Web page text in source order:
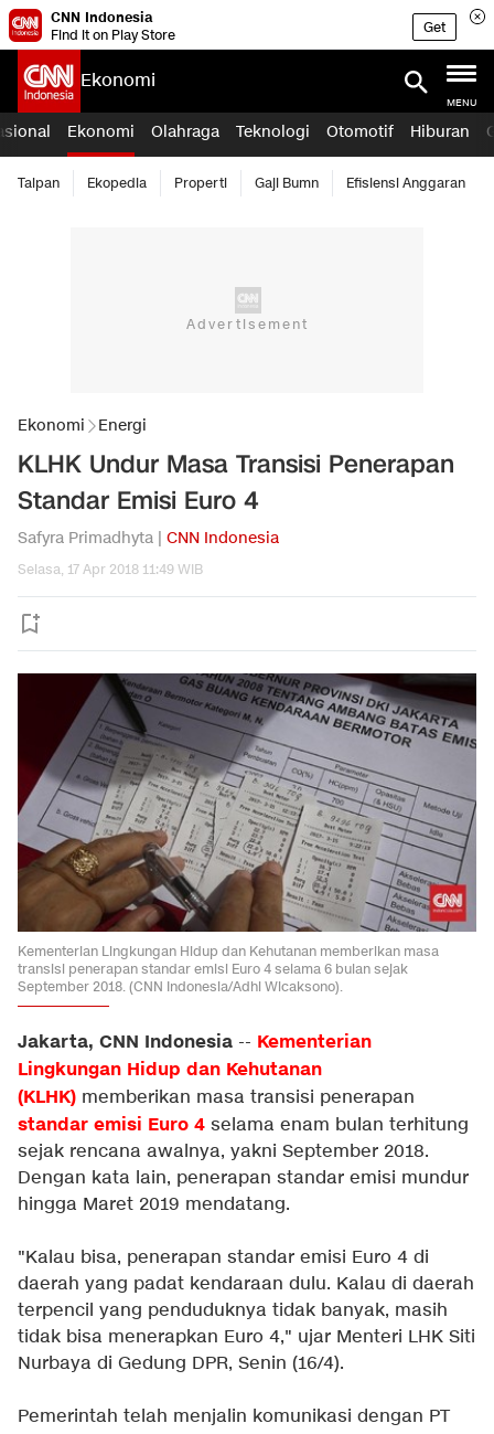
CNN Indonesia
Find it on Play Store
Get
Ekonomi
MENU
Ekonomi Olahraga Teknologi Otomotif Hiburan
Taipan Ekopedia Properti Gaji Bumn Efisiensi Anggaran
Ekonomi Energi
KLHK Undur Masa Transisi Penerapan
Standar Emisi Euro 4
Safyra Primadhyta | CNN Indonesia
Selasa, 17 Apr 2018 11:49 WIB
Kementerian Lingkungan Hidup dan Kehutanan memberikan masa
transisi penerapan standar emisi Euro 4 selama 6 bulan sejak
September 2018. (CNN Indonesia/Adhi Wicaksono).
Jakarta, CNN Indonesia -- Kementerian
Lingkungan Hidup dan Kehutanan
(KLHK) memberikan masa transisi penerapan
standar emisi Euro 4 selama enam bulan terhitung
sejak rencana awalnya, yakni September 2018.
Dengan kata lain, penerapan standar emisi mundur
hingga Maret 2019 mendatang.
"Kalau bisa, penerapan standar emisi Euro 4 di
daerah yang padat kendaraan dulu. Kalau di daerah
terpencil yang penduduknya tidak banyak, masih
tidak bisa menerapkan Euro 4," ujar Menteri LHK Siti
Nurbaya di Gedung DPR, Senin (16/4).
Pemerintah telah menjalin komunikasi dengan PT